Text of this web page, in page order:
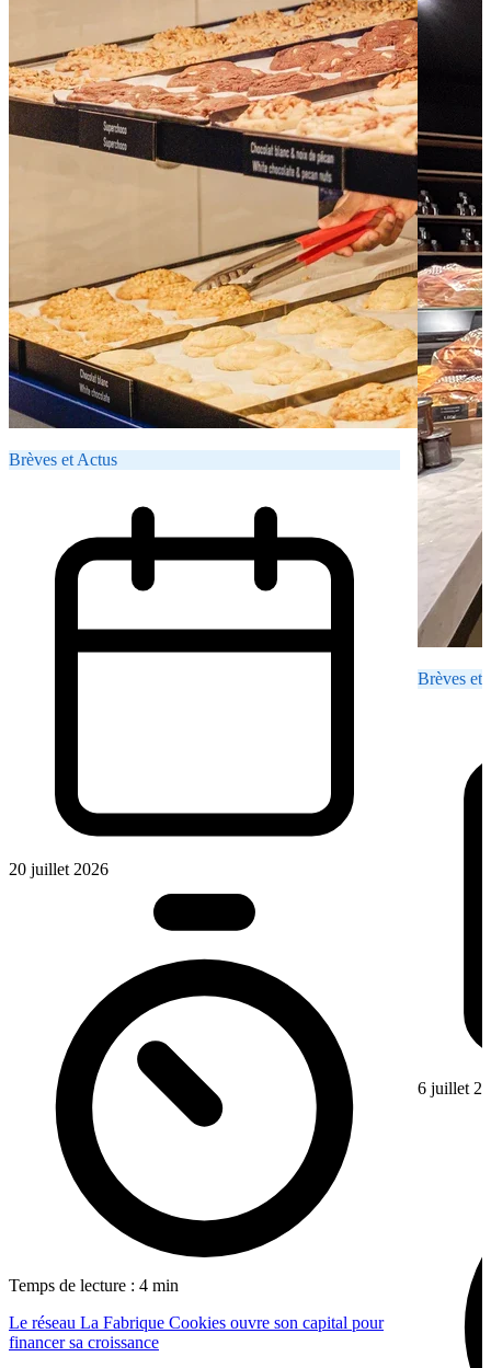
Brèves et Actus
20 juillet 2026
Temps de lecture : 4 min
Le réseau La Fabrique Cookies ouvre son capital pour
financer sa croissance
Brèves et
6 juillet